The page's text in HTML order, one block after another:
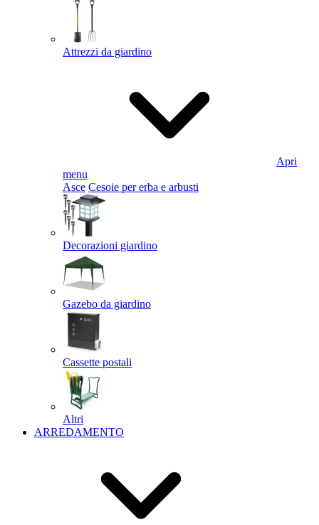
Attrezzi da giardino
Apri
menu
Asce Cesoie per erba e arbusti
Decorazioni giardino
Gazebo da giardino
Cassette postali
Altri
ARREDAMENTO